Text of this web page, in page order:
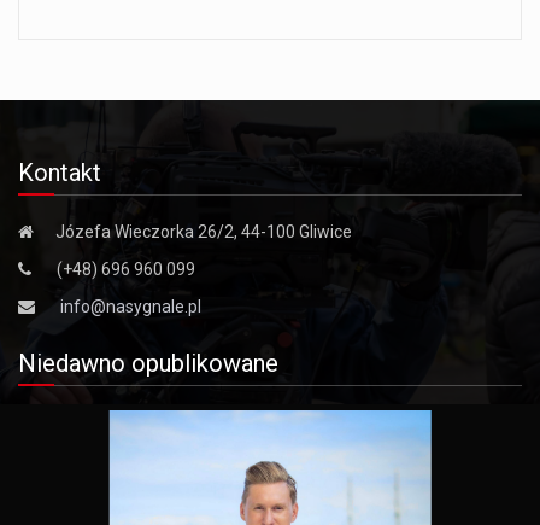
Kontakt
Józefa Wieczorka 26/2, 44-100 Gliwice
(+48) 696 960 099
info@nasygnale.pl
Niedawno opublikowane